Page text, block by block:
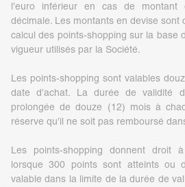
l’euro inférieur en cas de montant
décimale. Les montants en devise sont
calcul des points-shopping sur la base
vigueur utilisés par la Société.
Les points-shopping sont valables
date d’achat. La durée de validité
prolongée de douze (12) mois à
réserve qu’il ne soit pas remboursé
Les points-shopping donnent droit
lorsque 300 points sont atteints ou
valable dans la limite de la durée de